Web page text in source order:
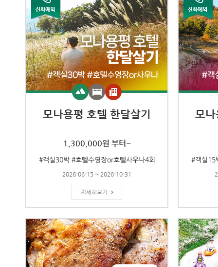
모나용평 호텔 한달살기
1,300,000원 부터~
#객실30박 #호텔수영장or호텔사우나4회
2026-06-15 ~ 2026-10-31
자세히보기
모
#객실15